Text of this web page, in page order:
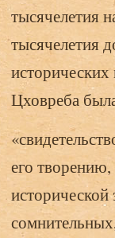
тысячелетия
тысячелетия
исторических
Цховреба
его
исторической